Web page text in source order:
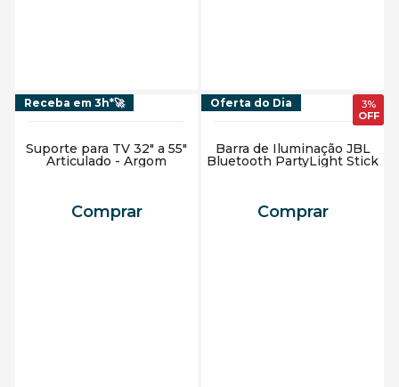
Receba em 3h*🚀
Suporte para TV 32" a 55"
Articulado - Argom
Comprar
3%
Oferta do Dia
Barra de Iluminação JBL
Bluetooth PartyLight Stick
Comprar